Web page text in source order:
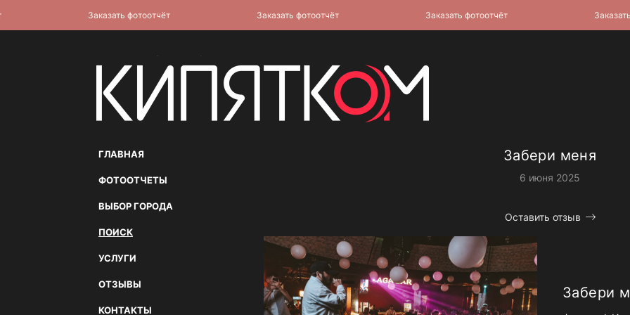
ГЛАВНАЯ
ФОТООТЧЕТЫ
ВЫБОР ГОРОДА
ПОИСК
УСЛУГИ
ОТЗЫВЫ
КОНТАКТЫ
Забери меня
6 июня 2025
Оставить отзыв
Забери
Заказать фотоотчёт Заказать фотоотчёт Заказать фотоотчёт Заказать